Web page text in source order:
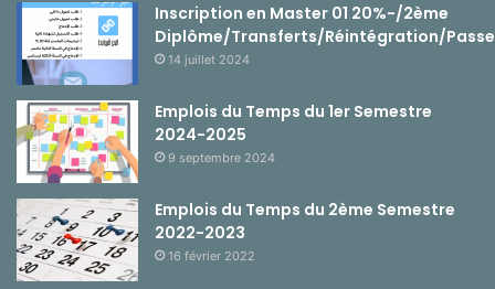
Inscription en Master 01 20%-/2ème
Diplôme/Transferts/Réintégration/
14 juillet 2024
Emplois du Temps du 1er Semestre
2024-2025
9 septembre 2024
Emplois du Temps du 2ème Semestre
2022-2023
16 février 2022